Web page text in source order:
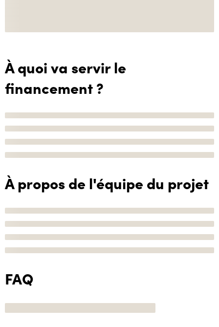
À quoi va servir le
financement ?
À propos de l'équipe du projet
FAQ